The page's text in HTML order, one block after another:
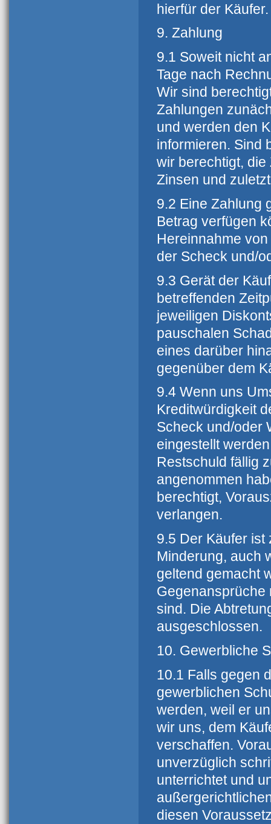
hierfür der Käufer.
9. Zahlung
9.1 Soweit nicht
Tage nach
Wir sind
Zahlungen
und werden den
informieren. Sind
wir berechtigt,
Zinsen und
9.2 Eine Zahlung
Betrag verfügen
Hereinnahme
der Scheck und/
9.3 Gerät der
betreffenden
jeweiligen
pauschalen
eines darüber
gegenüber dem
9.4 Wenn uns
Kreditwürdigkeit
Scheck und/oder
eingestellt
Restschuld fällig
angenommen
berechtigt,
verlangen.
9.5 Der Käufer
Minderung, auch
geltend gemacht
Gegenansprüche
sind. Die
ausgeschlossen.
10. Gewerbliche
10.1 Falls gegen
gewerblichen
werden, weil er
wir uns, dem
verschaffen.
unverzüglich
unterrichtet und
diesen